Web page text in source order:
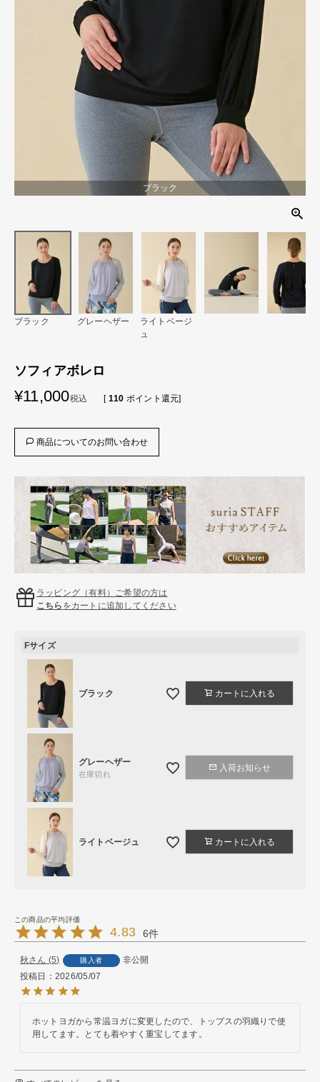
ブラック
ブラック グレーヘザー
ライトベージ
ュ
ソフィアボレロ
¥11,000税込 [ 110 ポイント還元]
商品についてのお問い合わせ
ラッピング（有料）ご希望の方は
こちら をカートに追加してください
Fサイズ
ブラック カートに入れる
グレーヘザー
在庫切れ
入荷お知らせ
ライトベージュ カートに入れる
4.83 6
秋 5 購入者
非公開
投稿日
2026/05/07
ホットヨガから常温ヨガに変更したので、トップスの羽織りで使
用してます。とても着やすく重宝してます。